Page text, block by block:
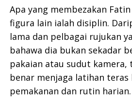
Apa yang membezakan
figura lain ialah disiplin.
lama dan pelbagai rujukan
bahawa dia bukan sekadar
pakaian atau sudut kamera,
benar menjaga latihan teras
pemakanan dan rutin harian.